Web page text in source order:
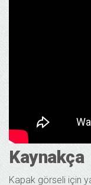
Kaynakça
Kapak görseli için